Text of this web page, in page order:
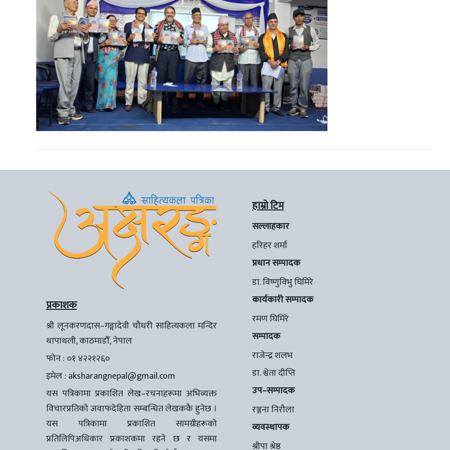
प्रकाशक
श्री लूनकरणदास–गङ्गादेवी चौधरी साहित्यकला मन्दिर
थापाथली, काठमाडौँ, नेपाल
फोन : ०१ ४२२१२६०
इमेल : aksharangnepal@gmail.com
यस पत्रिकामा प्रकाशित लेख–रचनाहरूमा अभिव्यक्त
विचारप्रतिको जवाफदेहिता सम्बन्धित लेखककै हुनेछ ।
यस पत्रिकामा प्रकाशित सामग्रीहरूको
प्रतिलिपिअधिकार प्रकाशकमा रहने छ र यसमा
हाम्रो टिम
सल्लाहकार
हरिहर शर्मा
प्रधान सम्पादक
डा. विष्णुविभु घिमिरे
कार्यकारी सम्पादक
रमण घिमिरे
सम्पादक
राजेन्द्र शलभ
डा. श्वेता दीप्ति
उप–सम्पादक
रञ्जना निरौला
व्यवस्थापक
श्रीपा श्रेष्ठ